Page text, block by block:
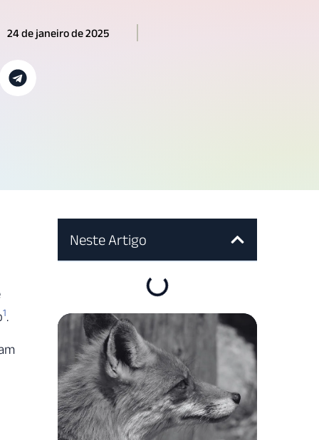
24 de janeiro de 2025
1.
Neste Artigo